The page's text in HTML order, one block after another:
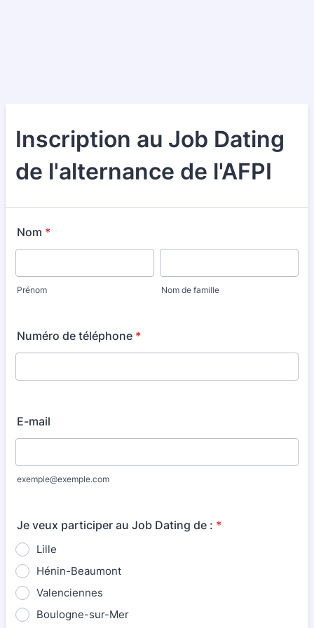
Inscription au Job Dating
de l'alternance de l'AFPI
Nom *
Prénom Nom de famille
Numéro de téléphone *
E-mail
exemple@exemple.com
Je veux participer au Job Dating de : *
Lille
Hénin-Beaumont
Valenciennes
Boulogne-sur-Mer